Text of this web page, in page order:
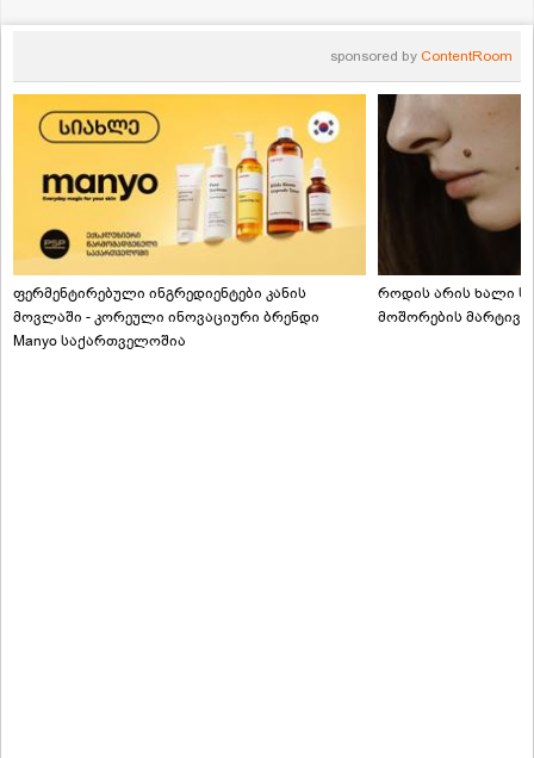
sponsored by ContentRoom
ფერმენტირებული ინგრედიენტები კანის
მოვლაში - კორეული ინოვაციური ბრენდი
Manyo საქართველოშია
როდის არის ხალი
მოშორების